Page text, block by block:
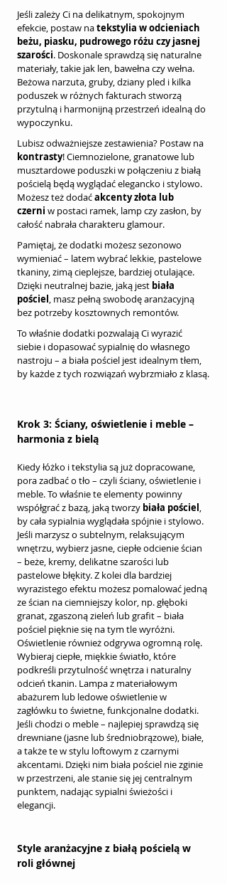
Jeśli zależy Ci na delikatnym, spokojnym
efekcie, postaw na tekstylia w odcieniach
beżu, piasku, pudrowego różu czy jasnej
szarości. Doskonale sprawdzą się naturalne
materiały, takie jak len, bawełna czy wełna.
Beżowa narzuta, gruby, dziany pled i kilka
poduszek w różnych fakturach stworzą
przytulną i harmonijną przestrzeń idealną do
wypoczynku.
Lubisz odważniejsze zestawienia? Postaw na
kontrasty! Ciemnozielone, granatowe lub
musztardowe poduszki w połączeniu z białą
pościelą będą wyglądać elegancko i stylowo.
Możesz też dodać akcenty złota lub
czerni w postaci ramek, lamp czy zasłon, by
całość nabrała charakteru glamour.
Pamiętaj, że dodatki możesz sezonowo
wymieniać – latem wybrać lekkie, pastelowe
tkaniny, zimą cieplejsze, bardziej otulające.
Dzięki neutralnej bazie, jaką jest biała
pościel , masz pełną swobodę aranżacyjną
bez potrzeby kosztownych remontów.
To właśnie dodatki pozwalają Ci wyrazić
siebie i dopasować sypialnię do własnego
nastroju – a biała pościel jest idealnym tłem,
by każde z tych rozwiązań wybrzmiało z klasą.
Krok 3: Ściany, oświetlenie i meble –
harmonia z bielą
Kiedy łóżko i tekstylia są już dopracowane,
pora zadbać o tło – czyli ściany, oświetlenie i
meble. To właśnie te elementy powinny
współgrać z bazą, jaką tworzy biała pościel ,
by cała sypialnia wyglądała spójnie i stylowo.
Jeśli marzysz o subtelnym, relaksującym
wnętrzu, wybierz jasne, ciepłe odcienie ścian
– beże, kremy, delikatne szarości lub
pastelowe błękity. Z kolei dla bardziej
wyrazistego efektu możesz pomalować jedną
ze ścian na ciemniejszy kolor, np. głęboki
granat, zgaszoną zieleń lub grafit – biała
pościel pięknie się na tym tle wyróżni.
Oświetlenie również odgrywa ogromną rolę.
Wybieraj ciepłe, miękkie światło, które
podkreśli przytulność wnętrza i naturalny
odcień tkanin. Lampa z materiałowym
abażurem lub ledowe oświetlenie w
zagłówku to świetne, funkcjonalne dodatki.
Jeśli chodzi o meble – najlepiej sprawdzą się
drewniane (jasne lub średniobrązowe), białe,
a także te w stylu loftowym z czarnymi
akcentami. Dzięki nim biała pościel nie zginie
w przestrzeni, ale stanie się jej centralnym
punktem, nadając sypialni świeżości i
elegancji.
Style aranżacyjne z białą pościelą w
roli głównej